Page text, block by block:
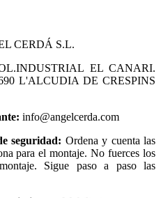
CERDÁ S.L.
EL CANARI.
L'ALCUDIA DE CRESPINS
info@angelcerda.com
seguridad: Ordena y cuenta las
para el montaje. No fuerces los
Sigue paso a paso las